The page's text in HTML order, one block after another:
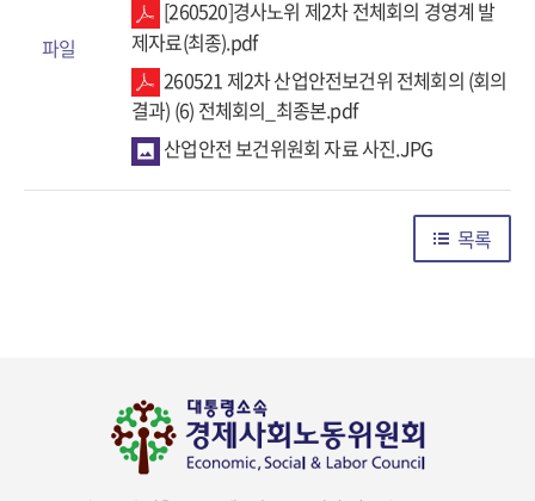
파일
[260520]경사노위 제2차 전체회의 경영계 발
제자료(최종).pdf
260521 제2차 산업안전보건위 전체회의 (회의
결과) (6) 전체회의_최종본.pdf
산업안전 보건위원회 자료 사진.JPG
목록